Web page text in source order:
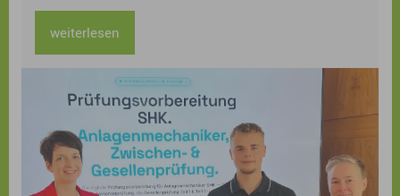
machen – und lädt alle Bürgerinnen und Bürger herzlich
zur Teilnahme am Gartenwettbewerb „Klimaangepasste
und naturnahe Gärten“ im Klimaquartier Nieder-Ofleiden
ein.
weiterlesen